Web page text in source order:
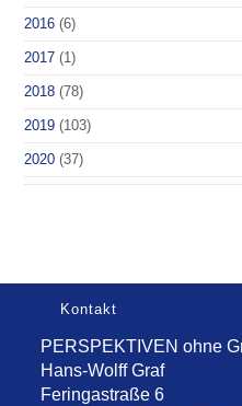
2016 (6)
2017 (1)
2018 (78)
2019 (103)
2020 (37)
Kontakt
PERSPEKTIVEN ohne
Hans-Wolff Graf
Feringastraße 6